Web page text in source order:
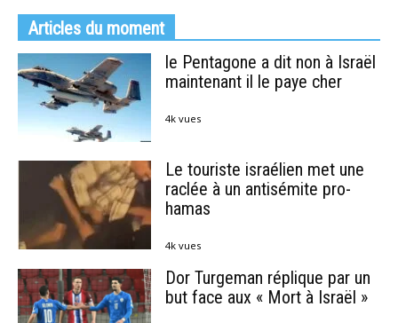
Articles du moment
le Pentagone a dit non à Israël
maintenant il le paye cher
4k vues
Le touriste israélien met une
raclée à un antisémite pro-
hamas
4k vues
Dor Turgeman réplique par un
but face aux « Mort à Israël »